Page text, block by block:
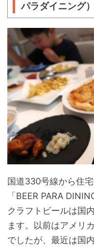
パラダイニング）
国道330号線から住
「BEER PARA
クラフトビールは国
ます。以前はアメリ
でしたが、最近は国